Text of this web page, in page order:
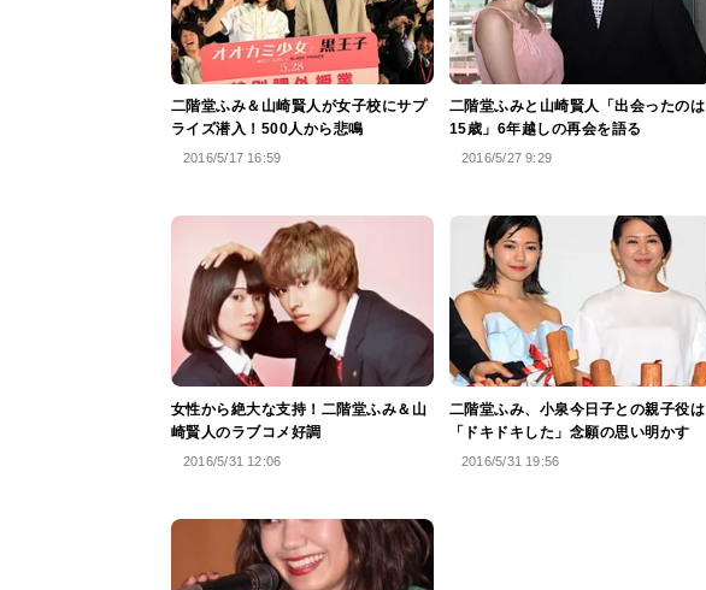
二階堂ふみ＆山崎賢人が女子校にサプ
ライズ潜入！500人から悲鳴
2016/5/17 16:59
二階堂ふみと山崎賢人「出会ったのは
15歳」6年越しの再会を語る
2016/5/27 9:29
女性から絶大な支持！二階堂ふみ＆山
崎賢人のラブコメ好調
2016/5/31 12:06
二階堂ふみ、小泉今日子との親子役は
「ドキドキした」念願の思い明かす
2016/5/31 19:56